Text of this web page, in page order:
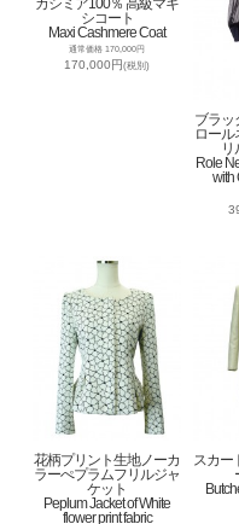
カシミア100％ 高級マキ
シコート
Maxi Cashmere Coat
通常価格 170,000円
170,000円(税別)
ブラッ
ロー
リ
Role
with
花柄プリント生地ノーカ
ラーぺプラムフリルジャ
ケット
Peplum Jacket of White
flower print fabric
スカー